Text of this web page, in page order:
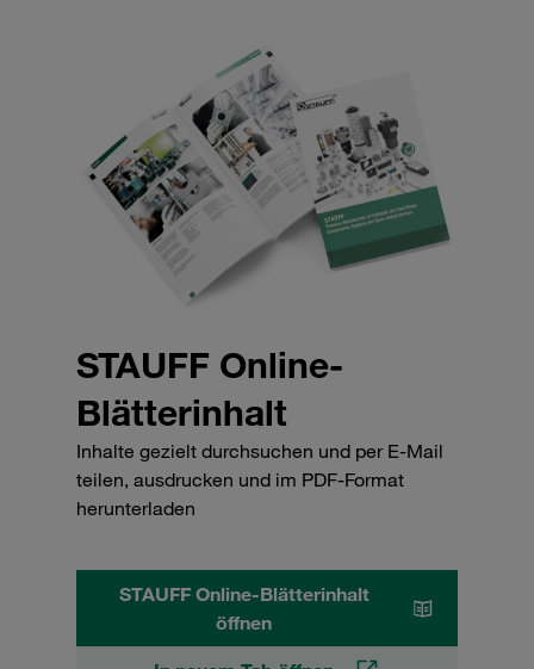
STAUFF Online-
Blätterinhalt
Inhalte gezielt durchsuchen und per E-Mail
teilen, ausdrucken und im PDF-Format
herunterladen
STAUFF Online-Blätterinhalt
öffnen